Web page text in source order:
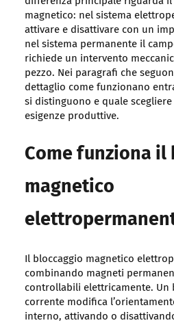
magnetico: nel sistema
attivare e disattivare con un
nel sistema permanente il
richiede un intervento
pezzo. Nei paragrafi che
dettaglio come funzionano
si distinguono e quale
esigenze produttive.
Come funziona il
magnetico
Il bloccaggio magnetico
combinando magneti
controllabili elettricamente. Un
corrente modifica
interno, attivando o